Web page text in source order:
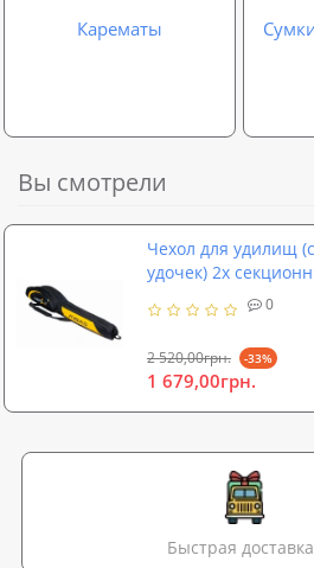
Карематы
Вы смотрели
Чехол для удилищ
удочек) 2х
0
2 520,00грн. -33%
1 679,00грн.
Быстрая доставка